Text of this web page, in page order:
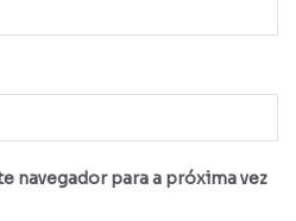
navegador para a próxima vez